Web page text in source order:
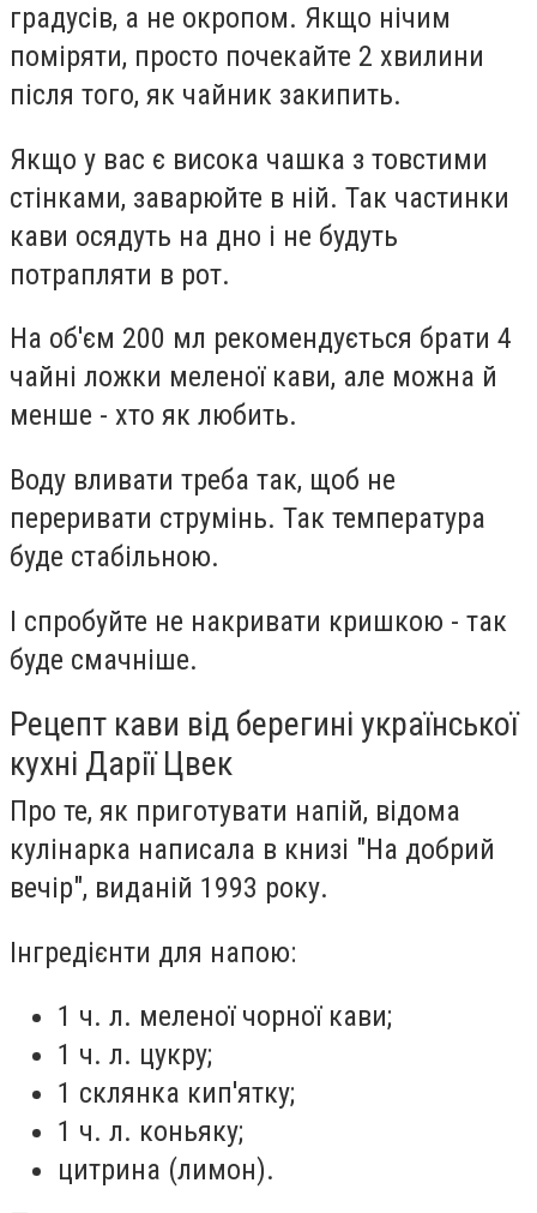
градусів, а не окропом. Якщо нічим
поміряти, просто почекайте 2 хвилини
після того, як чайник закипить.
Якщо у вас є висока чашка з товстими
стінками, заварюйте в ній. Так частинки
кави осядуть на дно і не будуть
потрапляти в рот.
На об'єм 200 мл рекомендується брати 4
чайні ложки меленої кави, але можна й
менше - хто як любить.
Воду вливати треба так, щоб не
переривати струмінь. Так температура
буде стабільною.
І спробуйте не накривати кришкою - так
буде смачніше.
Рецепт кави від берегині української
кухні Дарії Цвек
Про те, як приготувати напій, відома
кулінарка написала в книзі "На добрий
вечір", виданій 1993 року.
Інгредієнти для напою:
1 ч. л. меленої чорної кави;
1 ч. л. цукру;
1 склянка кип'ятку;
1 ч. л. коньяку;
цитрина (лимон).